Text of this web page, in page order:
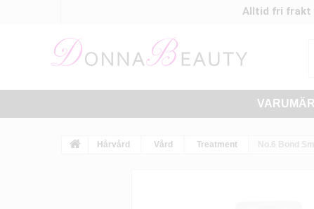
Alltid fri frakt
Hårvård Vård Treatment No.6 Bond